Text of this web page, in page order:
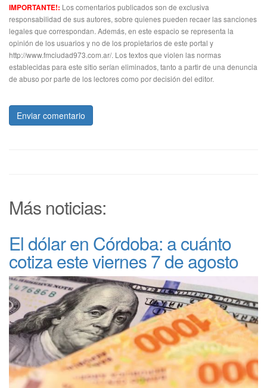
IMPORTANTE!: Los comentarios publicados son de exclusiva
responsabilidad de sus autores, sobre quienes pueden recaer las sanciones
legales que correspondan. Además, en este espacio se representa la
opinión de los usuarios y no de los propietarios de este portal y
http://www.fmciudad973.com.ar/. Los textos que violen las normas
establecidas para este sitio serían eliminados, tanto a partir de una denuncia
de abuso por parte de los lectores como por decisión del editor.
Enviar comentario
Más noticias:
El dólar en Córdoba: a cuánto
cotiza este viernes 7 de agosto